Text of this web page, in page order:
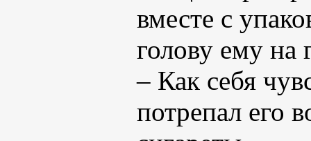
вместе с
голову ему на
– Как себя
потрепал его